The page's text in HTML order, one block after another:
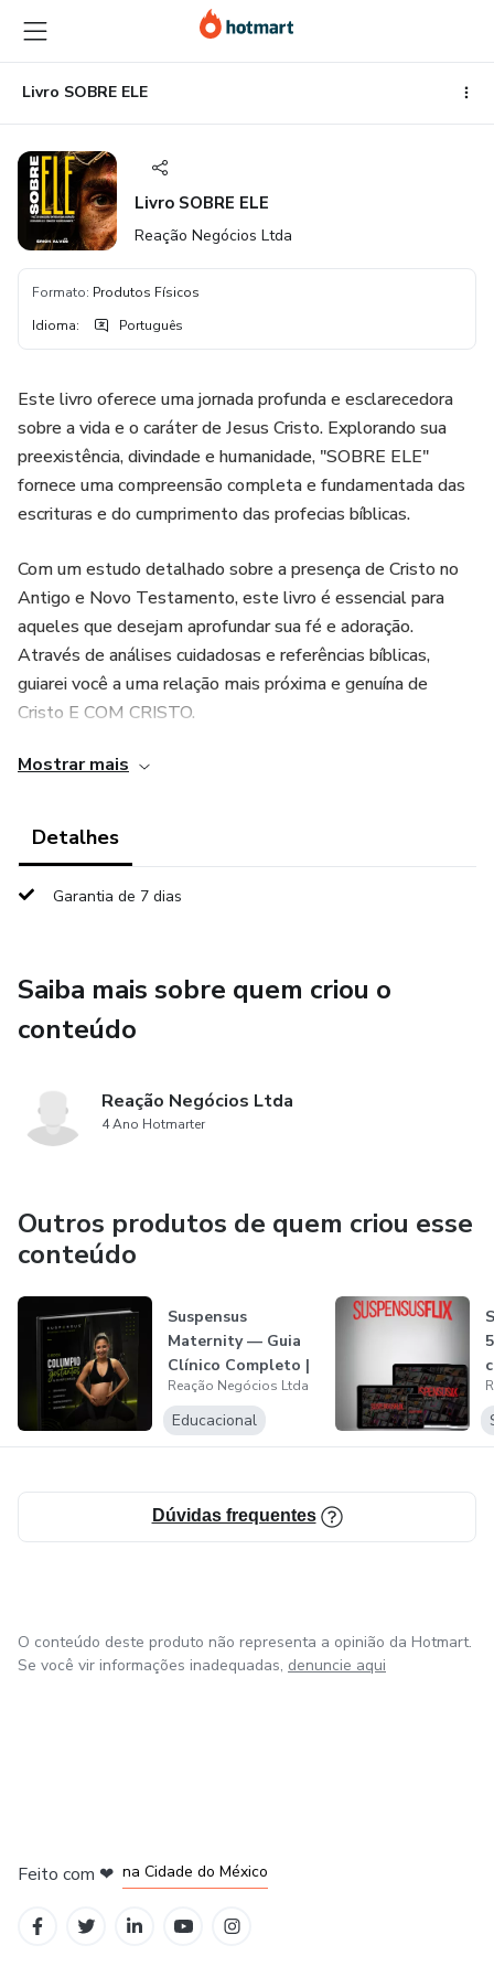
para
o
conteúdo
principal
para
o
pagamento
para
o
rodapé
Livro SOBRE ELE
Livro SOBRE ELE
Reação Negócios Ltda
Formato: Produtos Físicos
Idioma: Português
Este livro oferece uma jornada profunda e esclarecedora
sobre a vida e o caráter de Jesus Cristo. Explorando sua
preexistência, divindade e humanidade, "SOBRE ELE"
fornece uma compreensão completa e fundamentada das
escrituras e do cumprimento das profecias bíblicas.
Com um estudo detalhado sobre a presença de Cristo no
Antigo e Novo Testamento, este livro é essencial para
aqueles que desejam aprofundar sua fé e adoração.
Através de análises cuidadosas e referências bíblicas,
guiarei você a uma relação mais próxima e genuína de
Cristo E COM CRISTO.
Mostrar mais
Detalhes
Garantia de 7 dias
Saiba mais sobre quem criou o
conteúdo
Reação Negócios Ltda
4 Ano Hotmarter
Outros produtos de quem criou esse
conteúdo
Suspensus
Maternity — Guia
Clínico Completo |
54 pág
Reação Negócios Ltda
Educacional
Dúvidas frequentes
O conteúdo deste produto não representa a opinião da Hotmart.
Se você vir informações inadequadas, denuncie aqui
Feito com ❤ na Cidade do México